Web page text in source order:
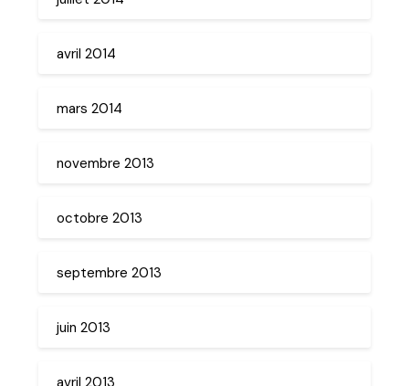
avril 2014
mars 2014
novembre 2013
octobre 2013
septembre 2013
juin 2013
avril 2013